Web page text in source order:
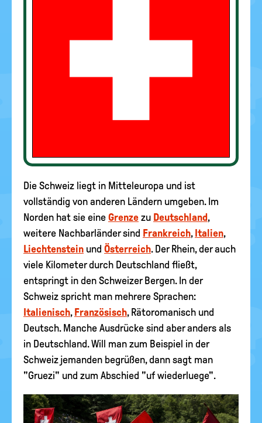
Die Schweiz liegt in Mitteleuropa und ist
vollständig von anderen Ländern umgeben. Im
Norden hat sie eine Grenze zu Deutschland,
weitere Nachbarländer sind Frankreich, Italien,
Liechtenstein und Österreich. Der Rhein, der auch
viele Kilometer durch Deutschland fließt,
entspringt in den Schweizer Bergen. In der
Schweiz spricht man mehrere Sprachen:
Italienisch, Französisch, Rätoromanisch und
Deutsch. Manche Ausdrücke sind aber anders als
in Deutschland. Will man zum Beispiel in der
Schweiz jemanden begrüßen, dann sagt man
"Gruezi" und zum Abschied "uf wiederluege".